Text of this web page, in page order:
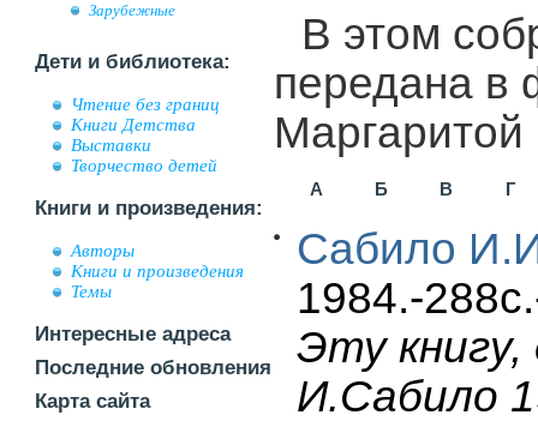
Зарубежные
Дети и библиотека:
Чтение без границ
Книги Детства
Выставки
Творчество детей
Книги и произведения:
Авторы
Книги и произведения
Темы
Интересные адреса
Последние обновления
Карта сайта
В этом
передана в
А Б В Г
Сабило
1984.-
Эту книгу,
И.Сабило